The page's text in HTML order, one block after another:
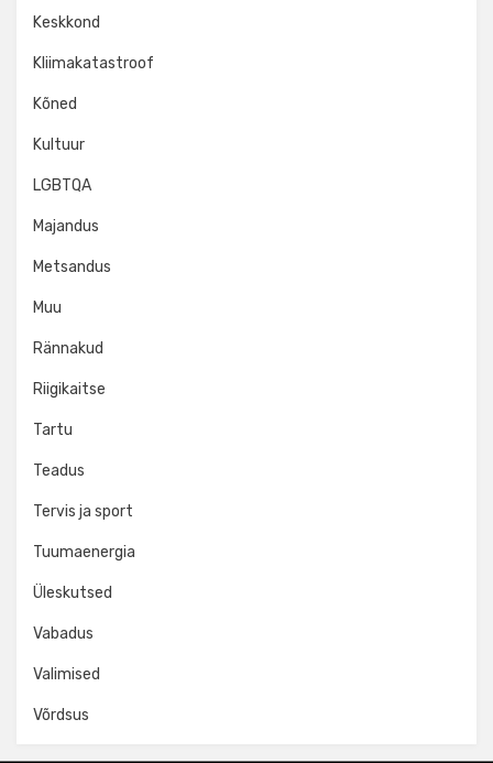
Keskkond
Kliimakatastroof
Kõned
Kultuur
LGBTQA
Majandus
Metsandus
Muu
Rännakud
Riigikaitse
Tartu
Teadus
Tervis ja sport
Tuumaenergia
Üleskutsed
Vabadus
Valimised
Võrdsus